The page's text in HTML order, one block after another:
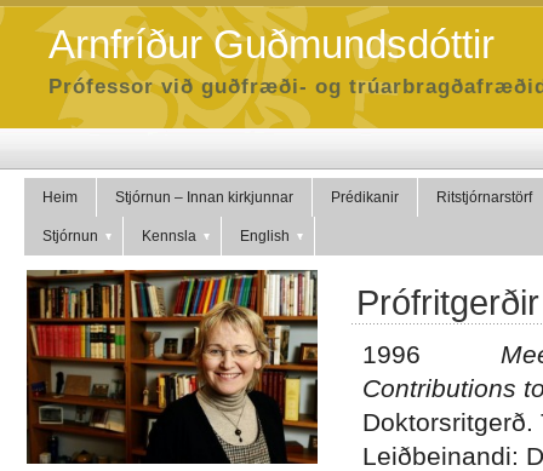
Arnfríður Guðmundsdóttir
Prófessor við guðfræði- og
Heim Stjórnun – Innan kirkjunnar Prédikanir Ritstjórnarstörf
Stjórnun Kennsla English
Prófritgerðir
1996
Contributions
Leiðbeinandi: